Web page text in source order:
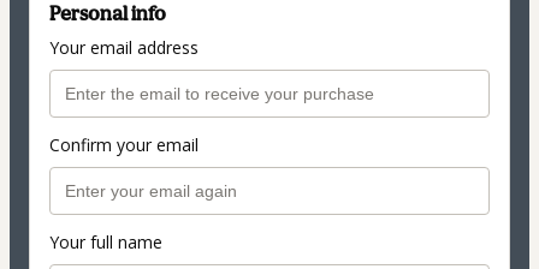
Personal info
Your email address
Confirm your email
Your full name